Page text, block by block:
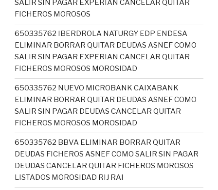
SALIR SIN PAGAR EXPERIAN CANCELAR QUITAR
FICHEROS MOROSOS
650335762 IBERDROLA NATURGY EDP ENDESA
ELIMINAR BORRAR QUITAR DEUDAS ASNEF COMO
SALIR SIN PAGAR EXPERIAN CANCELAR QUITAR
FICHEROS MOROSOS MOROSIDAD
650335762 NUEVO MICROBANK CAIXABANK
ELIMINAR BORRAR QUITAR DEUDAS ASNEF COMO
SALIR SIN PAGAR DEUDAS CANCELAR QUITAR
FICHEROS MOROSOS MOROSIDAD
650335762 BBVA ELIMINAR BORRAR QUITAR
DEUDAS FICHEROS ASNEF COMO SALIR SIN PAGAR
DEUDAS CANCELAR QUITAR FICHEROS MOROSOS
LISTADOS MOROSIDAD RIJ RAI